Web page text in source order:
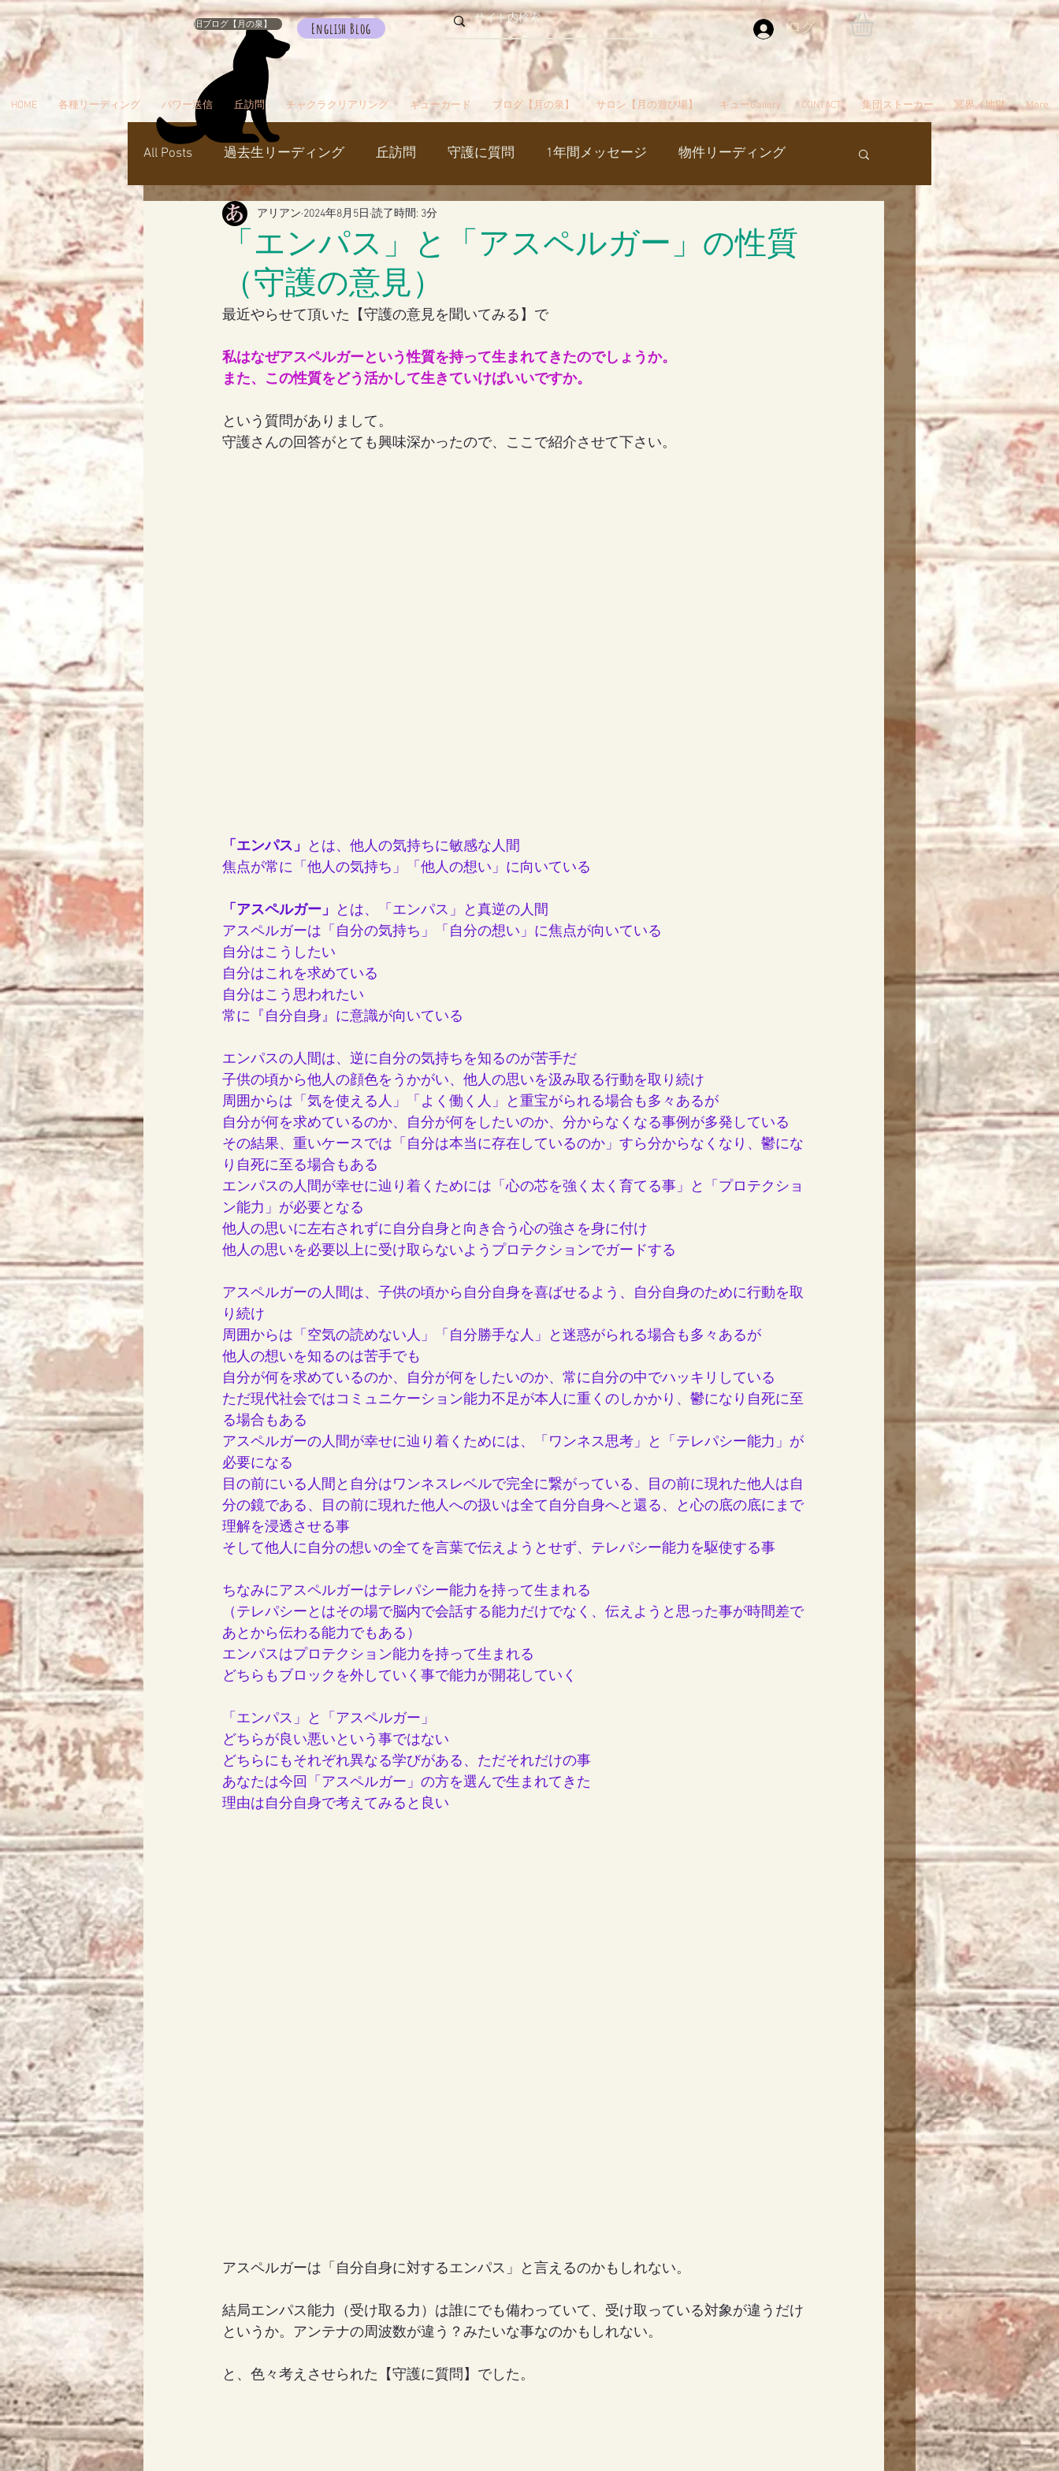
旧ブログ【月の泉】 English Blog ログイン
HOME 各種リーディング パワー送信 丘訪問 チャクラクリアリング ギューカード ブログ【月の泉】 サロン【月の遊び場】 ギューGallery CONTACT 集団ストーカー 冥界／地獄 More
All Posts 過去生リーディング 丘訪問 守護に質問 1年間メッセージ 物件リーディング
パワー送信 冥界 天国 カルマパターン
瞑想でお出かけ 旅／お出かけ ブツブツ言ってるだけ
「エンパス」と「アスペルガー」の性質
（守護の意見）
アリアン 2024年8月5日 読了時間: 3分
最近やらせて頂いた【守護の意見を聞いてみる】で
私はなぜアスペルガーという性質を持って生まれてきたのでしょうか。
また、この性質をどう活かして生きていけばいいですか。
という質問がありまして。
守護さんの回答がとても興味深かったので、ここで紹介させて下さい。
「エンパス」
とは、他人の気持ちに敏感な人間
焦点が常に「他人の気持ち」「他人の想い」に向いている
「アスペルガー」
とは、「エンパス」と真逆の人間
アスペルガーは「自分の気持ち」「自分の想い」に焦点が向いている
自分はこうしたい
自分はこれを求めている
自分はこう思われたい
常に『自分自身』に意識が向いている
エンパスの人間は、逆に自分の気持ちを知るのが苦手だ
子供の頃から他人の顔色をうかがい、他人の思いを汲み取る行動を取り続け
周囲からは「気を使える人」「よく働く人」と重宝がられる場合も多々あるが
自分が何を求めているのか、自分が何をしたいのか、分からなくなる事例が多発している
その結果、重いケースでは「自分は本当に存在しているのか」すら分からなくなり、鬱にな
り自死に至る場合もある
エンパスの人間が幸せに辿り着くためには「心の芯を強く太く育てる事」と「プロテクショ
ン能力」が必要となる
他人の思いに左右されずに自分自身と向き合う心の強さを身に付け
他人の思いを必要以上に受け取らないようプロテクションでガードする
アスペルガーの人間は、子供の頃から自分自身を喜ばせるよう、自分自身のために行動を取
り続け
周囲からは「空気の読めない人」「自分勝手な人」と迷惑がられる場合も多々あるが
他人の想いを知るのは苦手でも
自分が何を求めているのか、自分が何をしたいのか、常に自分の中でハッキリしている
ただ現代社会ではコミュニケーション能力不足が本人に重くのしかかり、鬱になり自死に至
る場合もある
アスペルガーの人間が幸せに辿り着くためには、「ワンネス思考」と「テレパシー能力」が
必要になる
目の前にいる人間と自分はワンネスレベルで完全に繋がっている、目の前に現れた他人は自
分の鏡である、目の前に現れた他人への扱いは全て自分自身へと還る、と心の底の底にまで
理解を浸透させる事
そして他人に自分の想いの全てを言葉で伝えようとせず、テレパシー能力を駆使する事
ちなみにアスペルガーはテレパシー能力を持って生まれる
（テレパシーとはその場で脳内で会話する能力だけでなく、伝えようと思った事が時間差で
あとから伝わる能力でもある）
エンパスはプロテクション能力を持って生まれる
どちらもブロックを外していく事で能力が開花していく
「エンパス」と「アスペルガー」
どちらが良い悪いという事ではない
どちらにもそれぞれ異なる学びがある、ただそれだけの事
あなたは今回「アスペルガー」の方を選んで生まれてきた
理由は自分自身で考えてみると良い
アスペルガーは「自分自身に対するエンパス」と言えるのかもしれない。
結局エンパス能力（受け取る力）は誰にでも備わっていて、受け取っている対象が違うだけ
というか。アンテナの周波数が違う？みたいな事なのかもしれない。
と、色々考えさせられた【守護に質問】でした。